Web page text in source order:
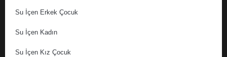
Su İçen Erkek Çocuk
Su İçen Kadın
Su İçen Kız Çocuk